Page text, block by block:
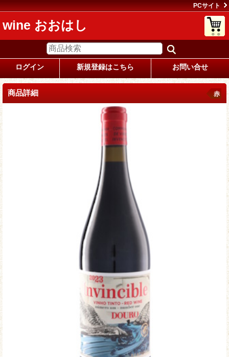
PCサイト
wine おおはし
ログイン 新規登録はこちら お問い合せ
商品詳細 赤